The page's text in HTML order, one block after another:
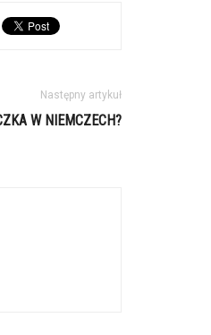
Następny artykuł
W NIEMCZECH?